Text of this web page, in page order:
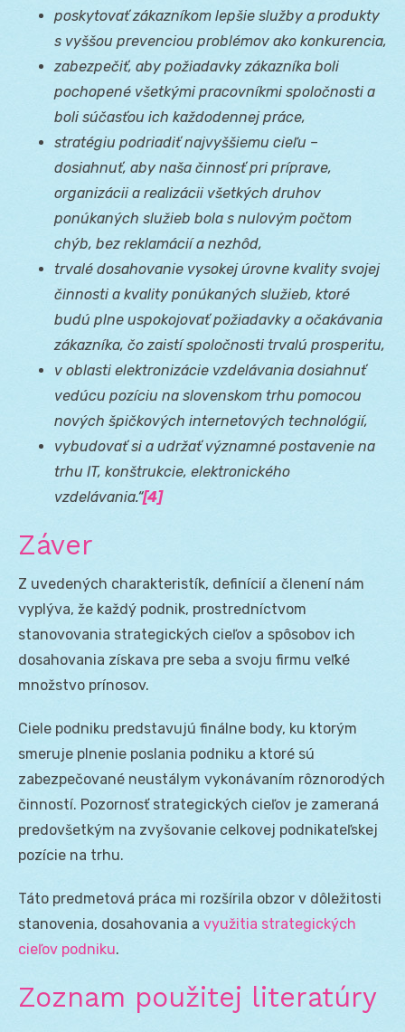
poskytovať zákazníkom lepšie služby a produkty
s vyššou prevenciou problémov ako konkurencia,
zabezpečiť, aby požiadavky zákazníka boli
pochopené všetkými pracovníkmi spoločnosti a
boli súčasťou ich každodennej práce,
stratégiu podriadiť najvyššiemu cieľu –
dosiahnuť, aby naša činnosť pri príprave,
organizácii a realizácii všetkých druhov
ponúkaných služieb bola s nulovým počtom
chýb, bez reklamácií a nezhôd,
trvalé dosahovanie vysokej úrovne kvality svojej
činnosti a kvality ponúkaných služieb, ktoré
budú plne uspokojovať požiadavky a očakávania
zákazníka, čo zaistí spoločnosti trvalú prosperitu,
v oblasti elektronizácie vzdelávania dosiahnuť
vedúcu pozíciu na slovenskom trhu pomocou
nových špičkových internetových technológií,
vybudovať si a udržať významné postavenie na
trhu IT, konštrukcie, elektronického
vzdelávania.“[4]
Záver
Z uvedených charakteristík, definícií a členení nám
vyplýva, že každý podnik, prostredníctvom
stanovovania strategických cieľov a spôsobov ich
dosahovania získava pre seba a svoju firmu veľké
množstvo prínosov.
Ciele podniku predstavujú finálne body, ku ktorým
smeruje plnenie poslania podniku a ktoré sú
zabezpečované neustálym vykonávaním rôznorodých
činností. Pozornosť strategických cieľov je zameraná
predovšetkým na zvyšovanie celkovej podnikateľskej
pozície na trhu.
Táto predmetová práca mi rozšírila obzor v dôležitosti
stanovenia, dosahovania a využitia strategických
cieľov podniku.
Zoznam použitej literatúry